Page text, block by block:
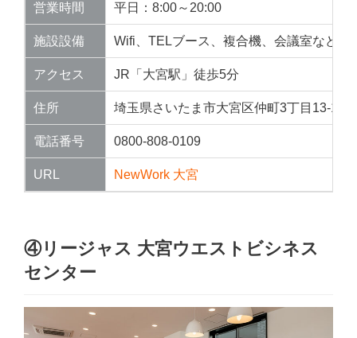
営業時間 平日：8:00～20:00
施設設備 Wifi、TELブース、複合機、会議室など
アクセス JR「大宮駅」徒歩5分
住所 埼玉県さいたま市大宮区仲町3丁目13-1
電話番号 0800-808-0109
URL NewWork 大宮
④リージャス 大宮ウエストビシネス
センター